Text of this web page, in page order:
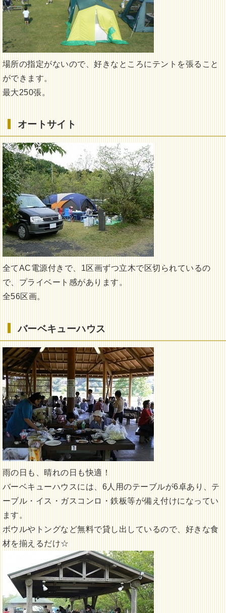
場所の指定がないので、好きなところにテントを張ること
ができます。
最大250張。
オートサイト
全てAC電源付きで、1区画ずつ立木で区切られているの
で、プライベート感があります。
全56区画。
バーベキューハウス
雨の日も、晴れの日も快適！
バーベキューハウスには、6人用のテーブルが6卓あり、テ
ーブル・イス・ガスコンロ・鉄板等が備え付けになってい
ます。
ボウルやトングなど無料で貸し出しているので、好きな食
材を揃えるだけ☆